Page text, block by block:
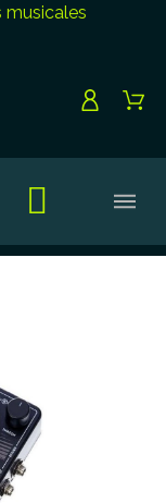
musicales